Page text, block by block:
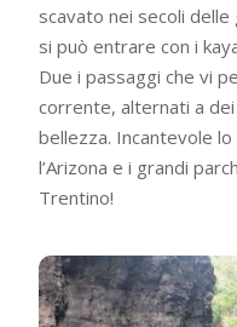
scavato nei secoli
si può entrare con i
Due i passaggi che vi
corrente, alternati a
bellezza. Incantevole
l’Arizona e i grandi
Trentino!